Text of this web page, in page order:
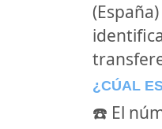
¿CÚAL
☎️ El